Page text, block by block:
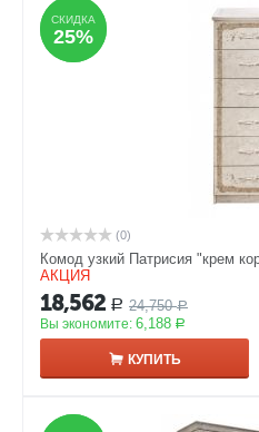
СКИДКА
25%
СКИДКА
25%
(0)
Комод узкий Патрисия "крем
АКЦИЯ
18,562 Р 24,750 Р
Вы экономите: 6,188 Р
КУПИТЬ